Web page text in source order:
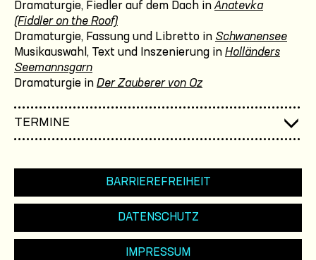
Dramaturgie, Fiedler auf dem Dach in Anatevka
(Fiddler on the Roof)
Dramaturgie, Fassung und Libretto in Schwanensee
Musikauswahl, Text und Inszenierung in Holländers
Seemannsgarn
Dramaturgie in Der Zauberer von Oz
TERMINE
BARRIEREFREIHEIT
DATENSCHUTZ
IMPRESSUM